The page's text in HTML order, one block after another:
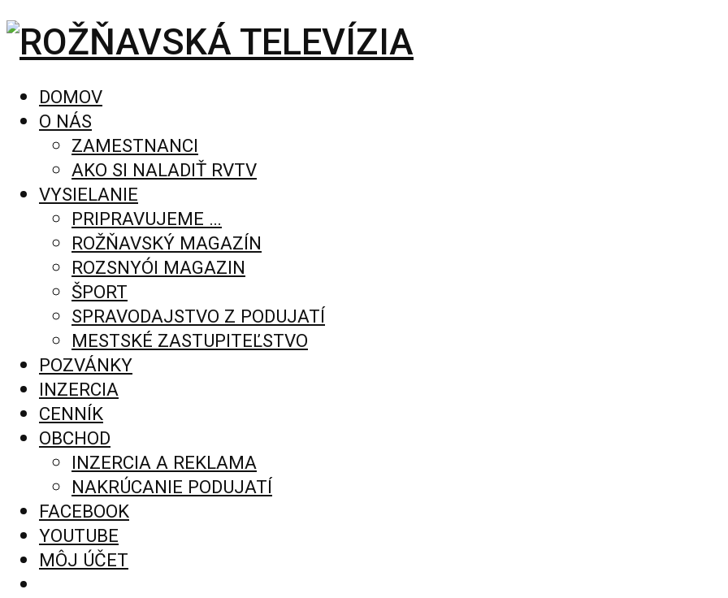
DOMOV
O NÁS
ZAMESTNANCI
AKO SI NALADIŤ RVTV
VYSIELANIE
PRIPRAVUJEME …
ROŽŇAVSKÝ MAGAZÍN
ROZSNYÓI MAGAZIN
ŠPORT
SPRAVODAJSTVO Z PODUJATÍ
MESTSKÉ ZASTUPITEĽSTVO
POZVÁNKY
INZERCIA
CENNÍK
OBCHOD
INZERCIA A REKLAMA
NAKRÚCANIE PODUJATÍ
FACEBOOK
YOUTUBE
MÔJ ÚČET